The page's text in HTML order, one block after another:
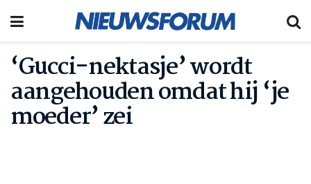
‘Gucci-nektasje’ wordt
aangehouden omdat hij ‘je
moeder’ zei